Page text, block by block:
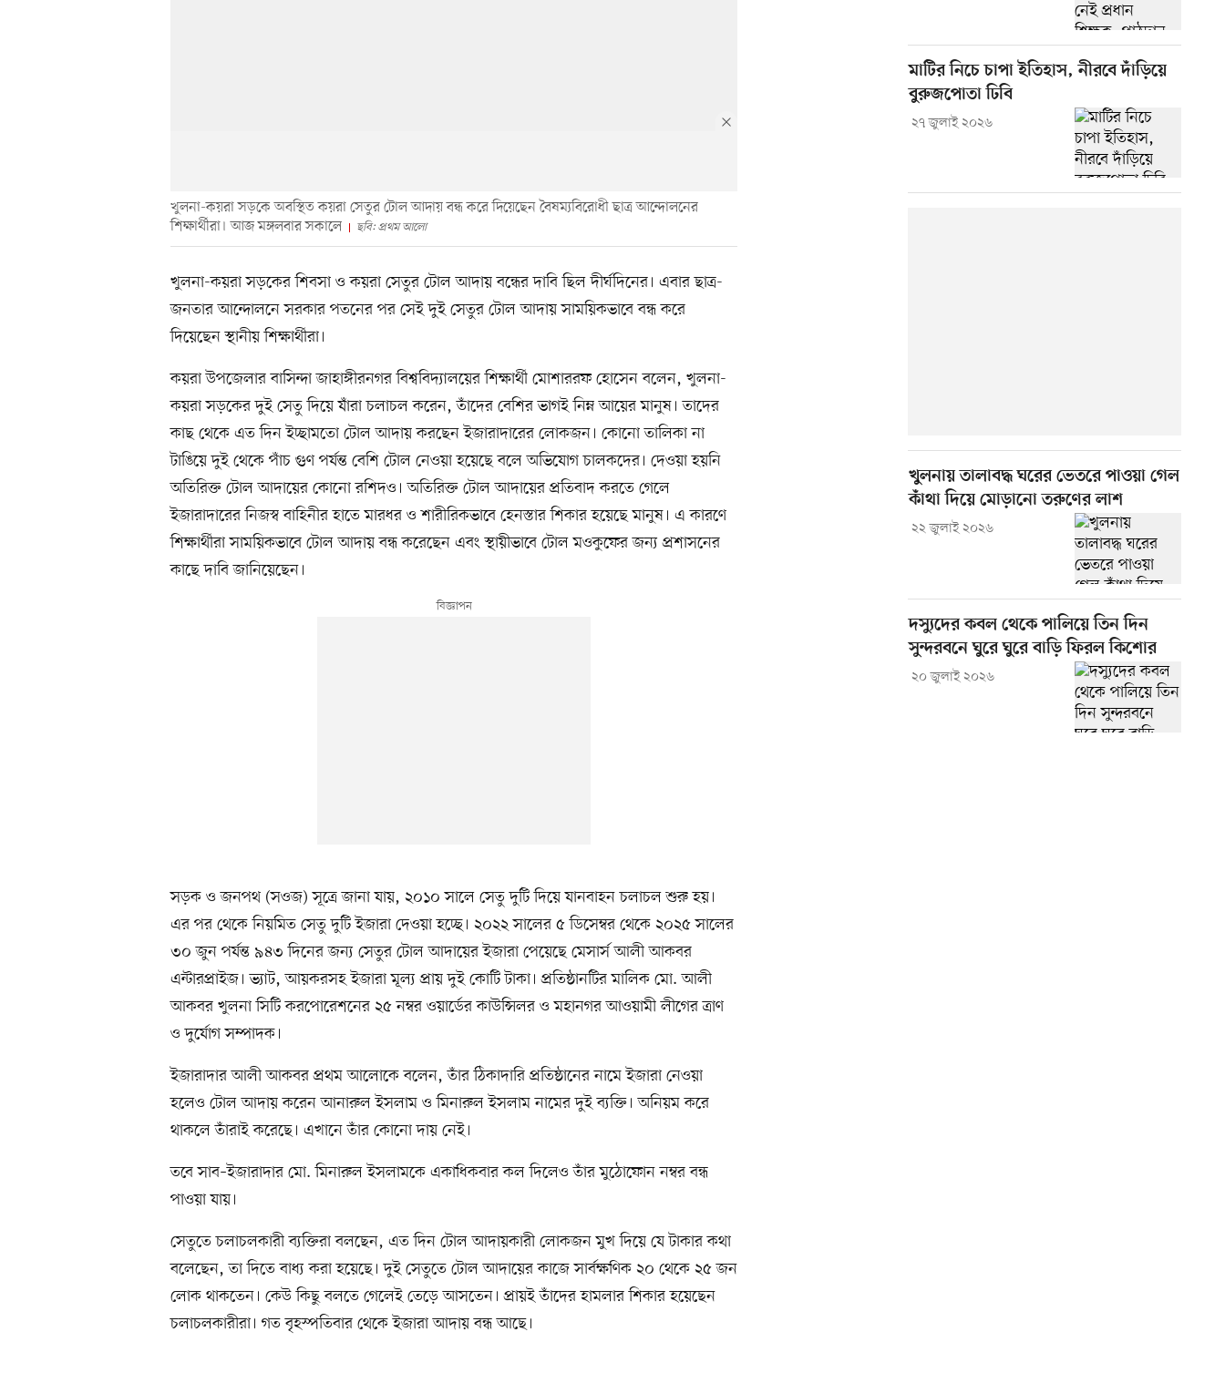
খুলনা-কয়রা সড়কে অবস্থিত কয়রা সেতুর টোল আদায় বন্ধ করে দিয়েছেন বৈষম্যবিরোধী ছাত্র আন্দোলনের
শিক্ষার্থীরা। আজ মঙ্গলবার সকালে
ছবি: প্রথম আলো
খুলনা-কয়রা সড়কের শিবসা ও কয়রা সেতুর টোল আদায় বন্ধের দাবি ছিল দীর্ঘদিনের। এবার ছাত্র-
জনতার আন্দোলনে সরকার পতনের পর সেই দুই সেতুর টোল আদায় সাময়িকভাবে বন্ধ করে
দিয়েছেন স্থানীয় শিক্ষার্থীরা।
কয়রা উপজেলার বাসিন্দা জাহাঙ্গীরনগর বিশ্ববিদ্যালয়ের শিক্ষার্থী মোশাররফ হোসেন বলেন, খুলনা-
কয়রা সড়কের দুই সেতু দিয়ে যাঁরা চলাচল করেন, তাঁদের বেশির ভাগই নিম্ন আয়ের মানুষ। তাদের
কাছ থেকে এত দিন ইচ্ছামতো টোল আদায় করছেন ইজারাদারের লোকজন। কোনো তালিকা না
টাঙিয়ে দুই থেকে পাঁচ গুণ পর্যন্ত বেশি টোল নেওয়া হয়েছে বলে অভিযোগ চালকদের। দেওয়া হয়নি
অতিরিক্ত টোল আদায়ের কোনো রশিদও। অতিরিক্ত টোল আদায়ের প্রতিবাদ করতে গেলে
ইজারাদারের নিজস্ব বাহিনীর হাতে মারধর ও শারীরিকভাবে হেনস্তার শিকার হয়েছে মানুষ। এ কারণে
শিক্ষার্থীরা সাময়িকভাবে টোল আদায় বন্ধ করেছেন এবং স্থায়ীভাবে টোল মওকুফের জন্য প্রশাসনের
কাছে দাবি জানিয়েছেন।
সড়ক ও জনপথ (সওজ) সূত্রে জানা যায়, ২০১০ সালে সেতু দুটি দিয়ে যানবাহন চলাচল শুরু হয়।
এর পর থেকে নিয়মিত সেতু দুটি ইজারা দেওয়া হচ্ছে। ২০২২ সালের ৫ ডিসেম্বর থেকে ২০২৫ সালের
৩০ জুন পর্যন্ত ৯৪৩ দিনের জন্য সেতুর টোল আদায়ের ইজারা পেয়েছে মেসার্স আলী আকবর
এন্টারপ্রাইজ। ভ্যাট, আয়করসহ ইজারা মূল্য প্রায় দুই কোটি টাকা। প্রতিষ্ঠানটির মালিক মো. আলী
আকবর খুলনা সিটি করপোরেশনের ২৫ নম্বর ওয়ার্ডের কাউন্সিলর ও মহানগর আওয়ামী লীগের ত্রাণ
ও দুর্যোগ সম্পাদক।
ইজারাদার আলী আকবর প্রথম আলোকে বলেন, তাঁর ঠিকাদারি প্রতিষ্ঠানের নামে ইজারা নেওয়া
হলেও টোল আদায় করেন আনারুল ইসলাম ও মিনারুল ইসলাম নামের দুই ব্যক্তি। অনিয়ম করে
থাকলে তাঁরাই করেছে। এখানে তাঁর কোনো দায় নেই।
তবে সাব–ইজারাদার মো. মিনারুল ইসলামকে একাধিকবার কল দিলেও তাঁর মুঠোফোন নম্বর বন্ধ
পাওয়া যায়।
সেতুতে চলাচলকারী ব্যক্তিরা বলছেন, এত দিন টোল আদায়কারী লোকজন মুখ দিয়ে যে টাকার কথা
বলেছেন, তা দিতে বাধ্য করা হয়েছে। দুই সেতুতে টোল আদায়ের কাজে সার্বক্ষণিক ২০ থেকে ২৫ জন
লোক থাকতেন। কেউ কিছু বলতে গেলেই তেড়ে আসতেন। প্রায়ই তাঁদের হামলার শিকার হয়েছেন
চলাচলকারীরা। গত বৃহস্পতিবার থেকে ইজারা আদায় বন্ধ আছে।
মাটির নিচে চাপা ইতিহাস, নীরবে দাঁড়িয়ে
বুরুজপোতা ঢিবি
২৭ জুলাই ২০২৬
খুলনায় তালাবদ্ধ ঘরের ভেতরে পাওয়া গেল
কাঁথা দিয়ে মোড়ানো তরুণের লাশ
২২ জুলাই ২০২৬
দস্যুদের কবল থেকে পালিয়ে তিন দিন
সুন্দরবনে ঘুরে ঘুরে বাড়ি ফিরল কিশোর
২০ জুলাই ২০২৬